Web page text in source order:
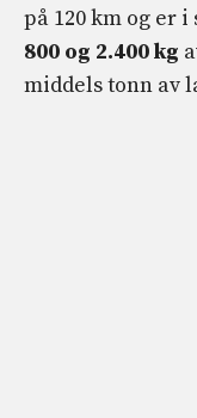
på 120 km og er
800 og 2.400 kg
middels tonn av